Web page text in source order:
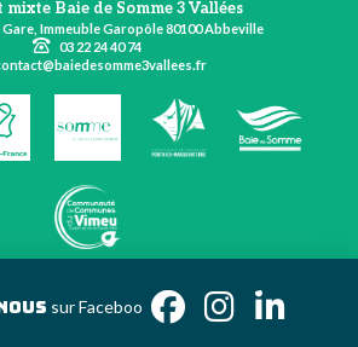
Baie de Somme 3 Vallées
Gare, Immeuble Garopôle 80100 Abbeville
03 22 24 40 74
noussur Face